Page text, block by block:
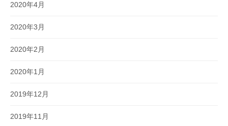
2020年4月
2020年3月
2020年2月
2020年1月
2019年12月
2019年11月